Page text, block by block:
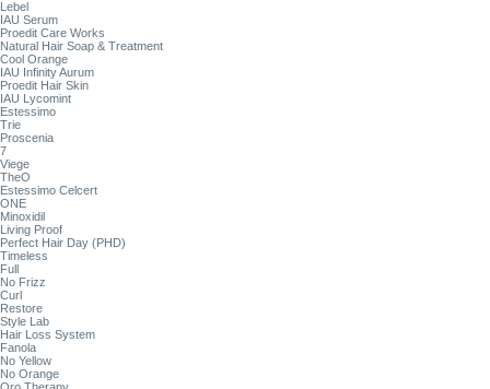
Lebel
IAU Serum
Proedit Care Works
Natural Hair Soap & Treatment
Cool Orange
IAU Infinity Aurum
Proedit Hair Skin
IAU Lycomint
Estessimo
Trie
Proscenia
7
Viege
TheO
Estessimo Celcert
ONE
Minoxidil
Living Proof
Perfect Hair Day (PHD)
Timeless
Full
No Frizz
Curl
Restore
Style Lab
Hair Loss System
Fanola
No Yellow
No Orange